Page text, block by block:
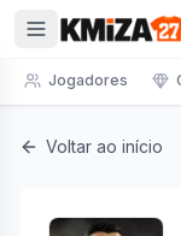
Jogadores
Voltar ao início